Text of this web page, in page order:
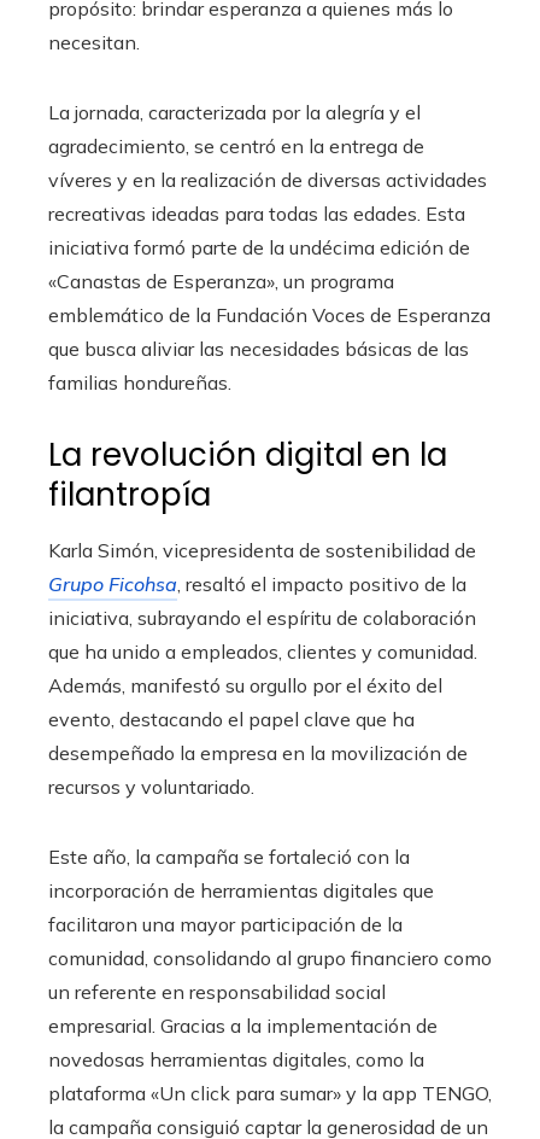
propósito: brindar esperanza a quienes más lo
necesitan.
La jornada, caracterizada por la alegría y el
agradecimiento, se centró en la entrega de
víveres y en la realización de diversas actividades
recreativas ideadas para todas las edades. Esta
iniciativa formó parte de la undécima edición de
«Canastas de Esperanza», un programa
emblemático de la Fundación Voces de Esperanza
que busca aliviar las necesidades básicas de las
familias hondureñas.
La revolución digital en la
filantropía
Karla Simón, vicepresidenta de sostenibilidad de
Grupo Ficohsa, resaltó el impacto positivo de la
iniciativa, subrayando el espíritu de colaboración
que ha unido a empleados, clientes y comunidad.
Además, manifestó su orgullo por el éxito del
evento, destacando el papel clave que ha
desempeñado la empresa en la movilización de
recursos y voluntariado.
Este año, la campaña se fortaleció con la
incorporación de herramientas digitales que
facilitaron una mayor participación de la
comunidad, consolidando al grupo financiero como
un referente en responsabilidad social
empresarial. Gracias a la implementación de
novedosas herramientas digitales, como la
plataforma «Un click para sumar» y la app TENGO,
la campaña consiguió captar la generosidad de un